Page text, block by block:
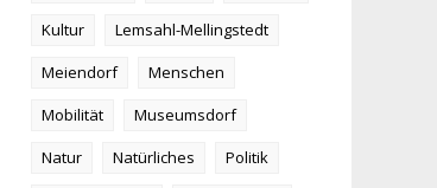
Kultur
Lemsahl-Mellingstedt
Meiendorf
Menschen
Mobilität
Museumsdorf
Natur
Natürliches
Politik